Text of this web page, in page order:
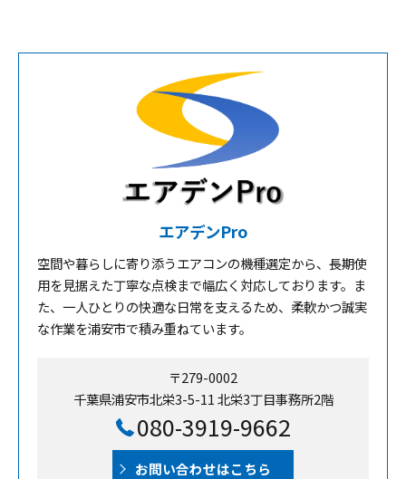
エアデンPro
空間や暮らしに寄り添うエアコンの機種選定から、長期使
用を見据えた丁寧な点検まで幅広く対応しております。ま
た、一人ひとりの快適な日常を支えるため、柔軟かつ誠実
な作業を浦安市で積み重ねています。
〒279-0002
千葉県浦安市北栄3-5-11 北栄3丁目事務所2階
080-3919-9662
お問い合わせはこちら